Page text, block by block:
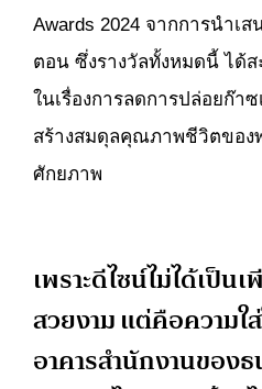
Awards 2024 จากการนำเ
ตอน ซึ่งรางวัลทั้งหมดนี้ ได้
ในเรื่องการลดการปล่อยก๊า
สร้างสมดุลคุณภาพชีวิตของ
ศักยภาพ
เพราะดีไซน์ไม่ได้เป็น
สวยงาม แต่คือความใ
อาคารสำนักงานของ